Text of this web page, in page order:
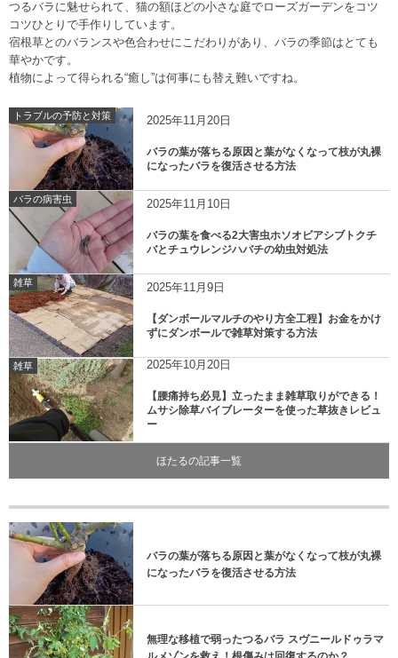
つるバラに魅せられて、猫の額ほどの小さな庭でローズガーデンをコツ
コツひとりで手作りしています。
宿根草とのバランスや色合わせにこだわりがあり、バラの季節はとても
華やかです。
植物によって得られる“癒し”は何事にも替え難いですね。
トラブルの予防と対策 2025年11月20日
バラの葉が落ちる原因と葉がなくなって枝が丸裸
になったバラを復活させる方法
バラの病害虫 2025年11月10日
バラの葉を食べる2大害虫ホソオビアシブトクチ
バとチュウレンジハバチの幼虫対処法
雑草 2025年11月9日
【ダンボールマルチのやり方全工程】お金をかけ
ずにダンボールで雑草対策する方法
雑草 2025年10月20日
【腰痛持ち必見】立ったまま雑草取りができる！
ムサシ除草バイブレーターを使った草抜きレビュ
ー
ほたるの記事一覧
バラの葉が落ちる原因と葉がなくなって枝が丸裸
になったバラを復活させる方法
無理な移植で弱ったつるバラ スヴニールドゥラマ